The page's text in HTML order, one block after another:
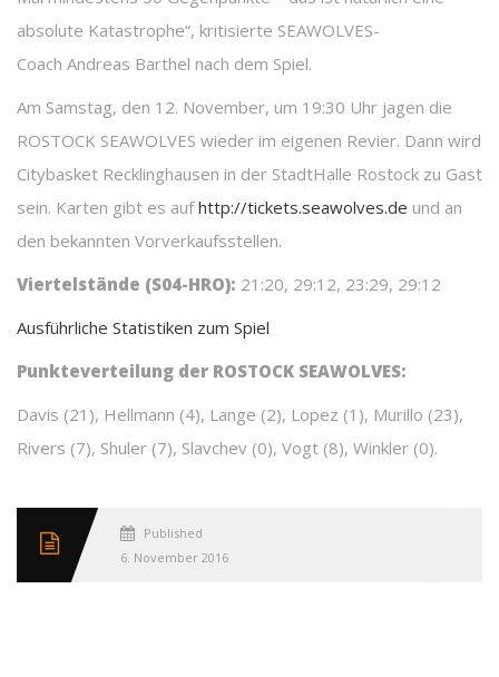
absolute Katastrophe“, kritisierte SEAWOLVES-
Coach Andreas Barthel nach dem Spiel.
Am Samstag, den 12. November, um 19:30 Uhr jagen die
ROSTOCK SEAWOLVES wieder im eigenen Revier. Dann wird
Citybasket Recklinghausen in der StadtHalle Rostock zu Gast
sein. Karten gibt es aufhttp://tickets.seawolves.de und an
den bekannten Vorverkaufsstellen.
Viertelstände (S04-HRO): 21:20, 29:12, 23:29, 29:12
Ausführliche Statistiken zum Spiel
Punkteverteilung der ROSTOCK SEAWOLVES:
Davis (21), Hellmann (4), Lange (2), Lopez (1), Murillo (23),
Rivers (7), Shuler (7), Slavchev (0), Vogt (8), Winkler (0).
Published
6. November 2016